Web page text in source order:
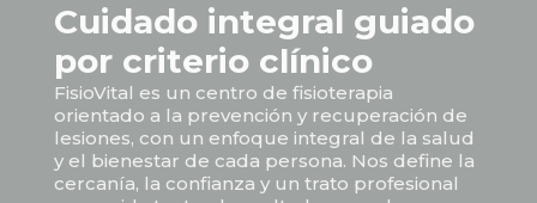
Cuidado integral guiado
por criterio clínico
FisioVital es un centro de fisioterapia
orientado a la prevención y recuperación de
lesiones, con un enfoque integral de la salud
y el bienestar de cada persona. Nos define la
cercanía, la confianza y un trato profesional